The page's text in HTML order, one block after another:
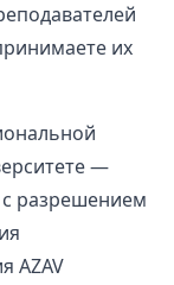
их
—
разрешением
AZAV